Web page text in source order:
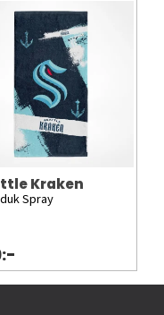
Kraken
Spray